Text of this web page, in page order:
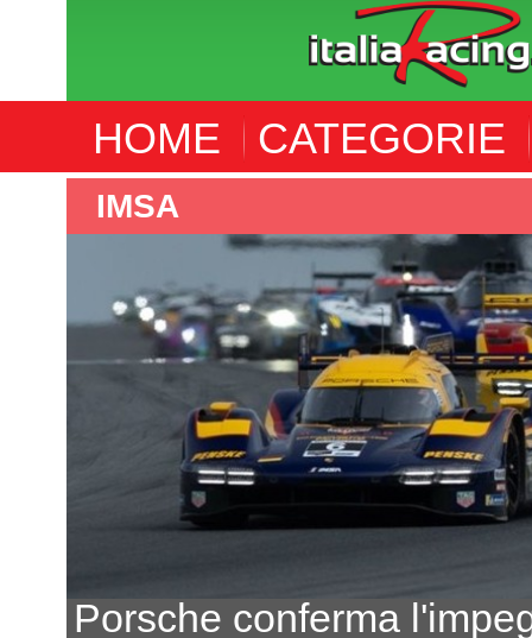
HOME CATEGORIE
IMSA
Porsche conferma